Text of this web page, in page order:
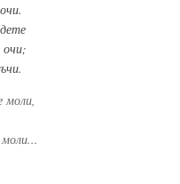
очи;
моли,